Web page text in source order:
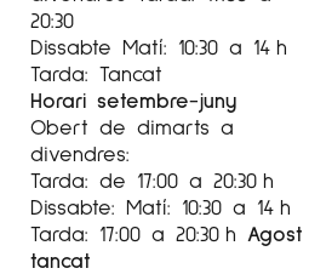
20:30
Dissabte Matí: 10:30 a 14 h
Tarda: Tancat
Horari setembre-juny
Obert de dimarts a
divendres:
Tarda: de 17:00 a 20:30 h
Dissabte: Matí: 10:30 a 14 h
Tarda: 17:00 a 20:30 h Agost
tancat